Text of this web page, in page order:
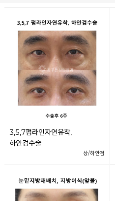
3,5,7펌라인자연유착,
하안검수술
상/하안검